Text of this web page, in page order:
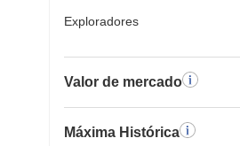
Exploradores
Valor de mercado
Máxima Histórica